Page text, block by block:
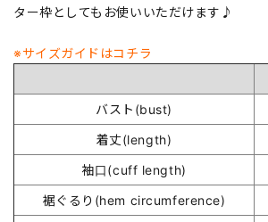
ター枠としてもお使いいただけます♪
※サイズガイドはコチラ
バスト(bust)
着丈(length)
袖口(cuff length)
裾ぐるり(hem circumference)